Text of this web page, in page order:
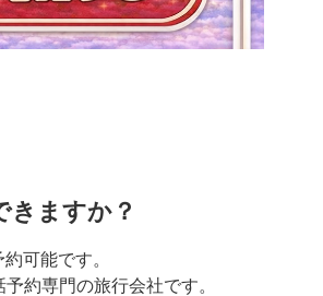
きますか？
可能です。
約専門の旅行会社です。